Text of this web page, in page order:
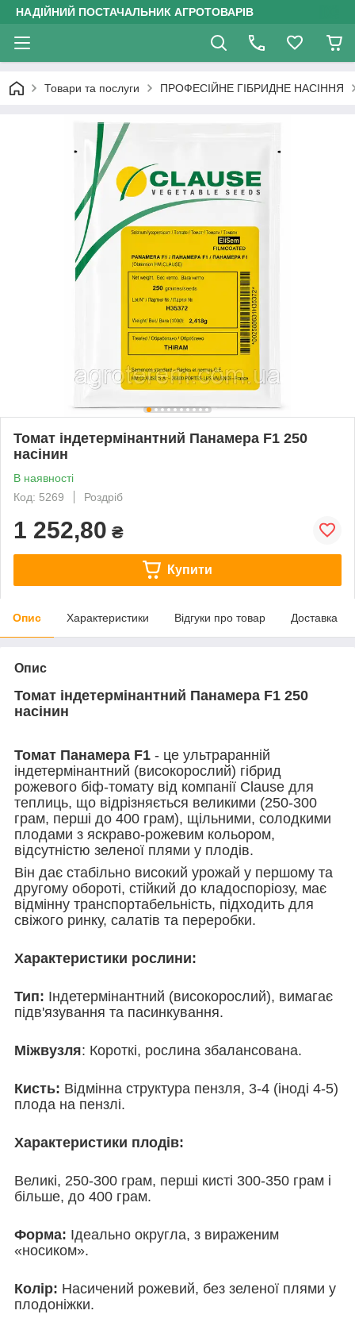
НАДІЙНИЙ ПОСТАЧАЛЬНИК АГРОТОВАРІВ
Товари та послуги ПРОФЕСІЙНЕ ГІБРИДНЕ НАСІННЯ
Томат індетермінантний Панамера F1 250
насінин
В наявності
Код: 5269
Роздріб
1 252,80 ₴
Купити
Опис Характеристики Відгуки про товар Доставка
Опис
Томат індетермінантний Панамера F1 250
насінин
Томат Панамера F1 - це ультраранній
індетермінантний (високорослий) гібрид
рожевого біф-томату від компанії Clause для
теплиць, що відрізняється великими (250-300
грам, перші до 400 грам), щільними, солодкими
плодами з яскраво-рожевим кольором,
відсутністю зеленої плями у плодів.
Він дає стабільно високий урожай у першому та
другому обороті, стійкий до кладоспоріозу, має
відмінну транспортабельність, підходить для
свіжого ринку, салатів та переробки.
Характеристики рослини:
Тип: Індетермінантний (високорослий), вимагає
підв'язування та пасинкування.
Міжвузля: Короткі, рослина збалансована.
Кисть: Відмінна структура пензля, 3-4 (іноді 4-5)
плода на пензлі.
Характеристики плодів:
Великі, 250-300 грам, перші кисті 300-350 грам і
більше, до 400 грам.
Форма: Ідеально округла, з вираженим
«носиком».
Колір: Насичений рожевий, без зеленої плями у
плодоніжки.